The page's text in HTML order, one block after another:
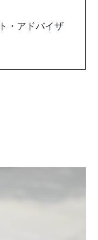
・アドバイザ